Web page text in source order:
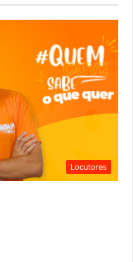
Locutores